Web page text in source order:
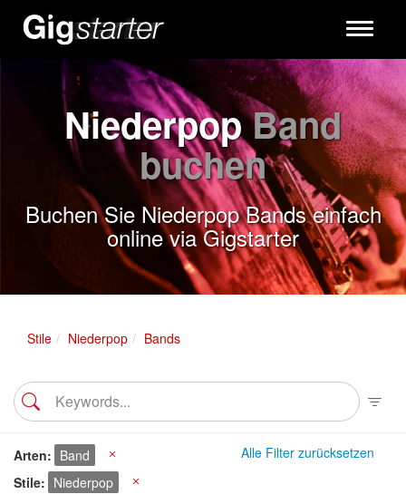
Toggle
NiederpopBand
buchen
Buchen Sie Niederpop Bands einfach
online via Gigstarter
Stile Niederpop Bands
Alle Filter zurücksetzen
Arten Band
Stile
Niederpop